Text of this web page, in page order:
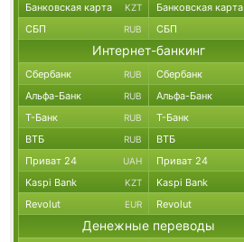
Банковская карта KZT Банковская карта
СБП RUB СБП
Интернет-банкинг
Сбербанк RUB Сбербанк
Альфа-Банк RUB Альфа-Банк
Т-Банк RUB Т-Банк
ВТБ RUB ВТБ
Приват 24 UAH Приват 24
Kaspi Bank KZT Kaspi Bank
Revolut EUR Revolut
Денежные переводы